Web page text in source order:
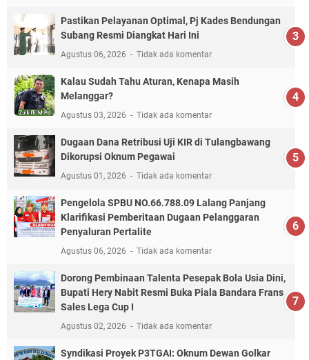
Pastikan Pelayanan Optimal, Pj Kades Bendungan
Subang Resmi Diangkat Hari Ini
Agustus 06, 2026 Tidak ada komentar
Kalau Sudah Tahu Aturan, Kenapa Masih
Melanggar?
Agustus 03, 2026 Tidak ada komentar
Dugaan Dana Retribusi Uji KIR di Tulangbawang
Dikorupsi Oknum Pegawai
Agustus 01, 2026 Tidak ada komentar
Pengelola SPBU NO.66.788.09 Lalang Panjang
Klarifikasi Pemberitaan Dugaan Pelanggaran
Penyaluran Pertalite
Agustus 06, 2026 Tidak ada komentar
Dorong Pembinaan Talenta Pesepak Bola Usia Dini,
Bupati Hery Nabit Resmi Buka Piala Bandara Frans
Sales Lega Cup I
Agustus 02, 2026 Tidak ada komentar
Syndikasi Proyek P3TGAI: Oknum Dewan Golkar